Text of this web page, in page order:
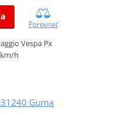
Porovnať
Vespa Px
h
Guma